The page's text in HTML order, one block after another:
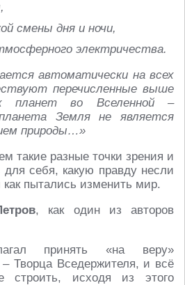
смены дня и ночи,
электричества.
автоматически на всех
перечисленные выше
планет во Вселенной –
Земля не является
природы…»
такие разные точки зрения и
себя, какую правду несли
пытались изменить мир.
, как один из авторов
принять «на веру»
Творца Вседержителя, и всё
строить, исходя из этого